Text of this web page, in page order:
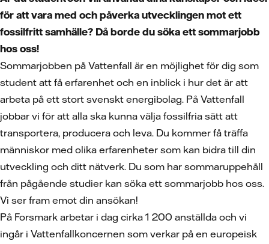
för att vara med och påverka utvecklingen mot ett
fossilfritt samhälle? Då borde du söka ett sommarjobb
hos oss!
Sommarjobben på Vattenfall är en möjlighet för dig som
student att få erfarenhet och en inblick i hur det är att
arbeta på ett stort svenskt energibolag. På Vattenfall
jobbar vi för att alla ska kunna välja fossilfria sätt att
transportera, producera och leva. Du kommer få träffa
människor med olika erfarenheter som kan bidra till din
utveckling och ditt nätverk. Du som har sommaruppehåll
från pågående studier kan söka ett sommarjobb hos oss.
Vi ser fram emot din ansökan!
På Forsmark arbetar i dag cirka 1 200 anställda och vi
ingår i Vattenfallkoncernen som verkar på en europeisk